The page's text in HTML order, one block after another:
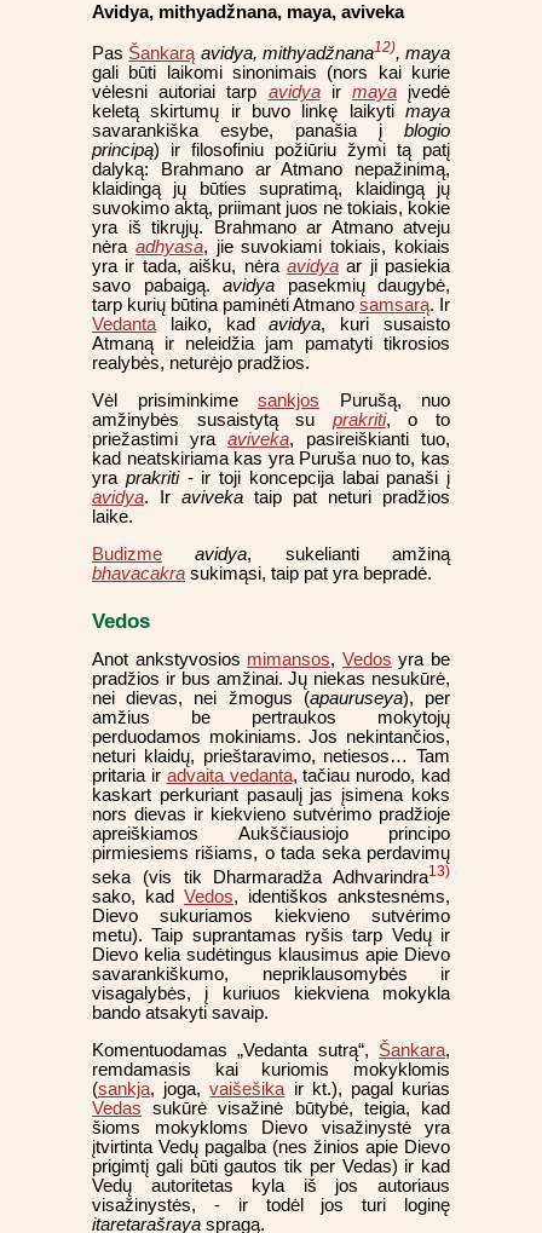
Avidya, mithyadžnana, maya, aviveka
Pas Šankarą avidya, mithyadžnana12), maya
gali būti laikomi sinonimais (nors kai kurie
vėlesni autoriai tarp avidyair mayaįvedė
keletą skirtumų ir buvo linkę laikyti maya
savarankiška esybe, panašia į blogio
principą) ir filosofiniu požiūriu žymi tą patį
dalyką: Brahmano ar Atmano nepažinimą,
klaidingą jų būties supratimą, klaidingą jų
suvokimo aktą, priimant juos ne tokiais, kokie
yra iš tikrųjų. Brahmano ar Atmano atveju
nėra adhyasa, jie suvokiami tokiais, kokiais
yra ir tada, aišku, nėra avidyaar ji pasiekia
savo pabaigą. avidya pasekmių daugybė,
tarp kurių būtina paminėti Atmano samsarą. Ir
Vedantalaiko, kadavidya, kuri susaisto
Atmaną ir neleidžia jam pamatyti tikrosios
realybės, neturėjo pradžios.
Vėl prisiminkime sankjos Purušą, nuo
amžinybės susaistytą su prakriti, o to
priežastimi yra aviveka, pasireiškianti tuo,
kad neatskiriama kas yra Puruša nuo to, kas
yra prakriti- ir toji koncepcija labai panaši į
avidya. Ir aviveka taip pat neturi pradžios
laike.
Budizme
avidya, sukelianti amžiną
bhavacakra sukimąsi, taip pat yra bepradė.
Vedos
Anot ankstyvosios mimansos, Vedos yra be
pradžios ir bus amžinai. Jų niekas nesukūrė,
nei dievas, nei žmogus (apauruseya), per
amžius be pertraukos mokytojų
perduodamos mokiniams. Jos nekintančios,
neturi klaidų, prieštaravimo, netiesos… Tam
pritaria ir advaita vedanta, tačiau nurodo, kad
kaskart perkuriant pasaulį jas įsimena koks
nors dievas ir kiekvieno sutvėrimo pradžioje
apreiškiamos Aukščiausiojo principo
pirmiesiems rišiams, o tada seka perdavimų
seka (vis tik Dharmaradža Adhvarindra13)
sako, kad Vedos, identiškos ankstesnėms,
Dievo sukuriamos kiekvieno sutvėrimo
metu). Taip suprantamas ryšis tarp Vedų ir
Dievo kelia sudėtingus klausimus apie Dievo
savarankiškumo, nepriklausomybės ir
visagalybės, į kuriuos kiekviena mokykla
bando atsakyti savaip.
Komentuodamas „Vedanta sutrą“, Šankara,
remdamasis kai kuriomis mokyklomis
(sankja, joga,vaišešika ir kt.), pagal kurias
Vedas sukūrė visažinė būtybė, teigia, kad
šioms mokykloms Dievo visažinystė yra
įtvirtinta Vedų pagalba (nes žinios apie Dievo
prigimtį gali būti gautos tik per Vedas) ir kad
Vedų autoritetas kyla iš jos autoriaus
visažinystės, - ir todėl jos turi loginę
itaretarašraya spragą.